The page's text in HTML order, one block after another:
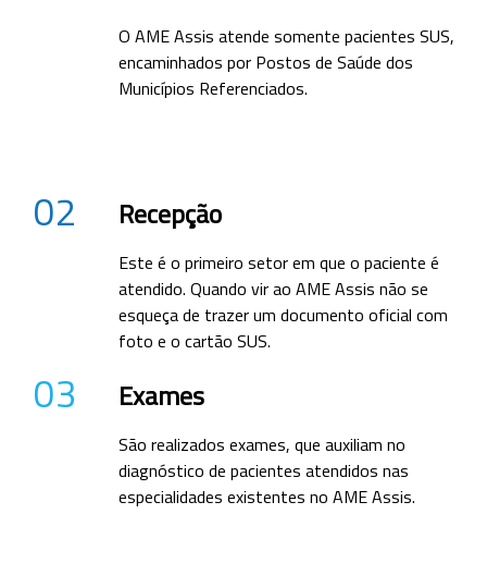
O AME Assis atende somente pacientes SUS,
encaminhados por Postos de Saúde dos
Municípios Referenciados.
02 Recepção
Este é o primeiro setor em que o paciente é
atendido. Quando vir ao AME Assis não se
esqueça de trazer um documento oficial com
foto e o cartão SUS.
03 Exames
São realizados exames, que auxiliam no
diagnóstico de pacientes atendidos nas
especialidades existentes no AME Assis.